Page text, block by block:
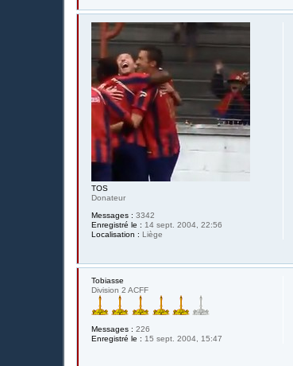
TOS
Donateur
Messages : 3342
Enregistré le : 14 sept. 2004, 22:56
Localisation : Liège
Tobiasse
Division 2 ACFF
Messages : 226
Enregistré le : 15 sept. 2004, 15:47